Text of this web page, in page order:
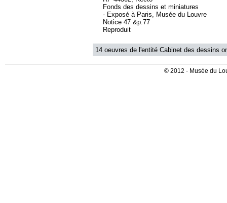
Fonds des dessins et miniatures
- Exposé à Paris, Musée du Louvre
Notice 47 &p.77
Reproduit
14 oeuvres de l'entité Cabinet des dessins
© 2012 - Musée du